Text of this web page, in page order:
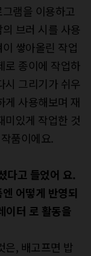
램을 이용하고
브러 시를 사용
쌓아올린 작업
로 종이에 작업하
시 그리기가 쉬우
게 사용해보며 재
미있게 작업한 것
품이에요.
다고 들었어 요.
어떻게 반영되
이터 로 활동을
은, 배고프면 밥